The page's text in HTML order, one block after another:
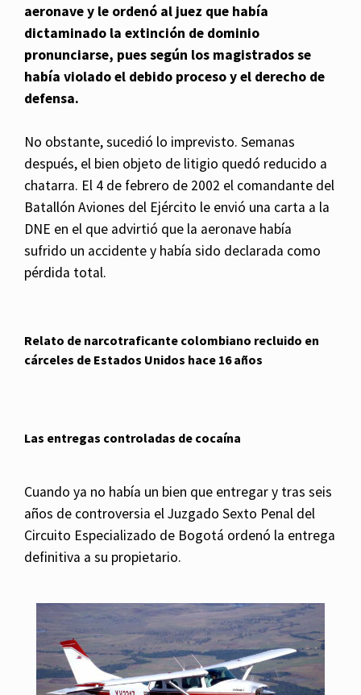
aeronave y le ordenó al juez que había
dictaminado la extinción de dominio
pronunciarse, pues según los magistrados se
había violado el debido proceso y el derecho de
defensa.
No obstante, sucedió lo imprevisto. Semanas
después, el bien objeto de litigio quedó reducido a
chatarra. El 4 de febrero de 2002 el comandante del
Batallón Aviones del Ejército le envió una carta a la
DNE en el que advirtió que la aeronave había
sufrido un accidente y había sido declarada como
pérdida total.
Relato de narcotraficante colombiano recluido en
cárceles de Estados Unidos hace 16 años
Las entregas controladas de cocaína
Cuando ya no había un bien que entregar y tras seis
años de controversia el Juzgado Sexto Penal del
Circuito Especializado de Bogotá ordenó la entrega
definitiva a su propietario.